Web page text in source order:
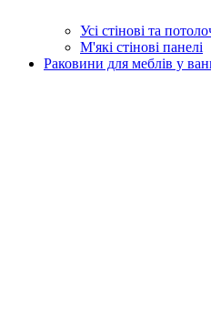
Усі стінові та
М'які стінові панелі
Раковини для меблів у